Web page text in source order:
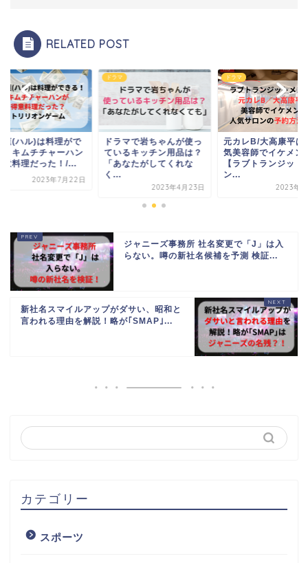
RELATED POST
がで
ハン
！/...
ドラマ
ドラマで岩ちゃんが使っ
ているキッチン用品は？
「あなたがしてくれな
く...
元カレB/大高康平は超人
気美容師でイケメン!
【ラブトランジットメ
ドラマ
目黒
きる
が得
ジャニーズ事務所 社名変更で「J」は入
らない。噂の新社名候補を予測 検証...
新社名スマイルアップがダサい、昭和と
言われる理由を解説！略が｢SMAP｣...
カテゴリー
スポーツ